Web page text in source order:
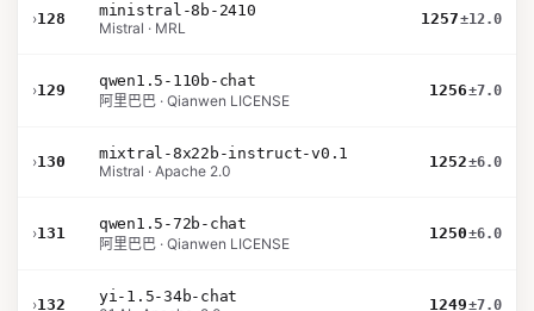
›128
ministral-8b-2410
Mistral · MRL
1257±12.0
›129
qwen1.5-110b-chat
阿里巴巴 · Qianwen LICENSE
1256±7.0
›130
mixtral-8x22b-instruct-v0.1
Mistral · Apache 2.0
1252±6.0
›131
qwen1.5-72b-chat
阿里巴巴 · Qianwen LICENSE
1250±6.0
›132
yi-1.5-34b-chat
1249±7.0